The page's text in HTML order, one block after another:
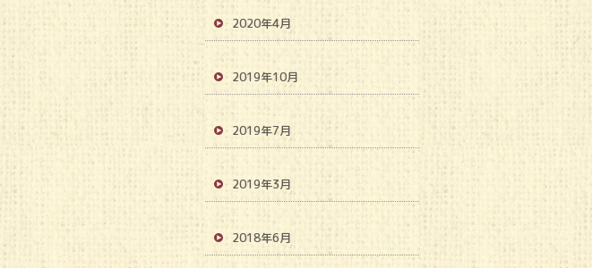
2020年4月
2019年10月
2019年7月
2019年3月
2018年6月